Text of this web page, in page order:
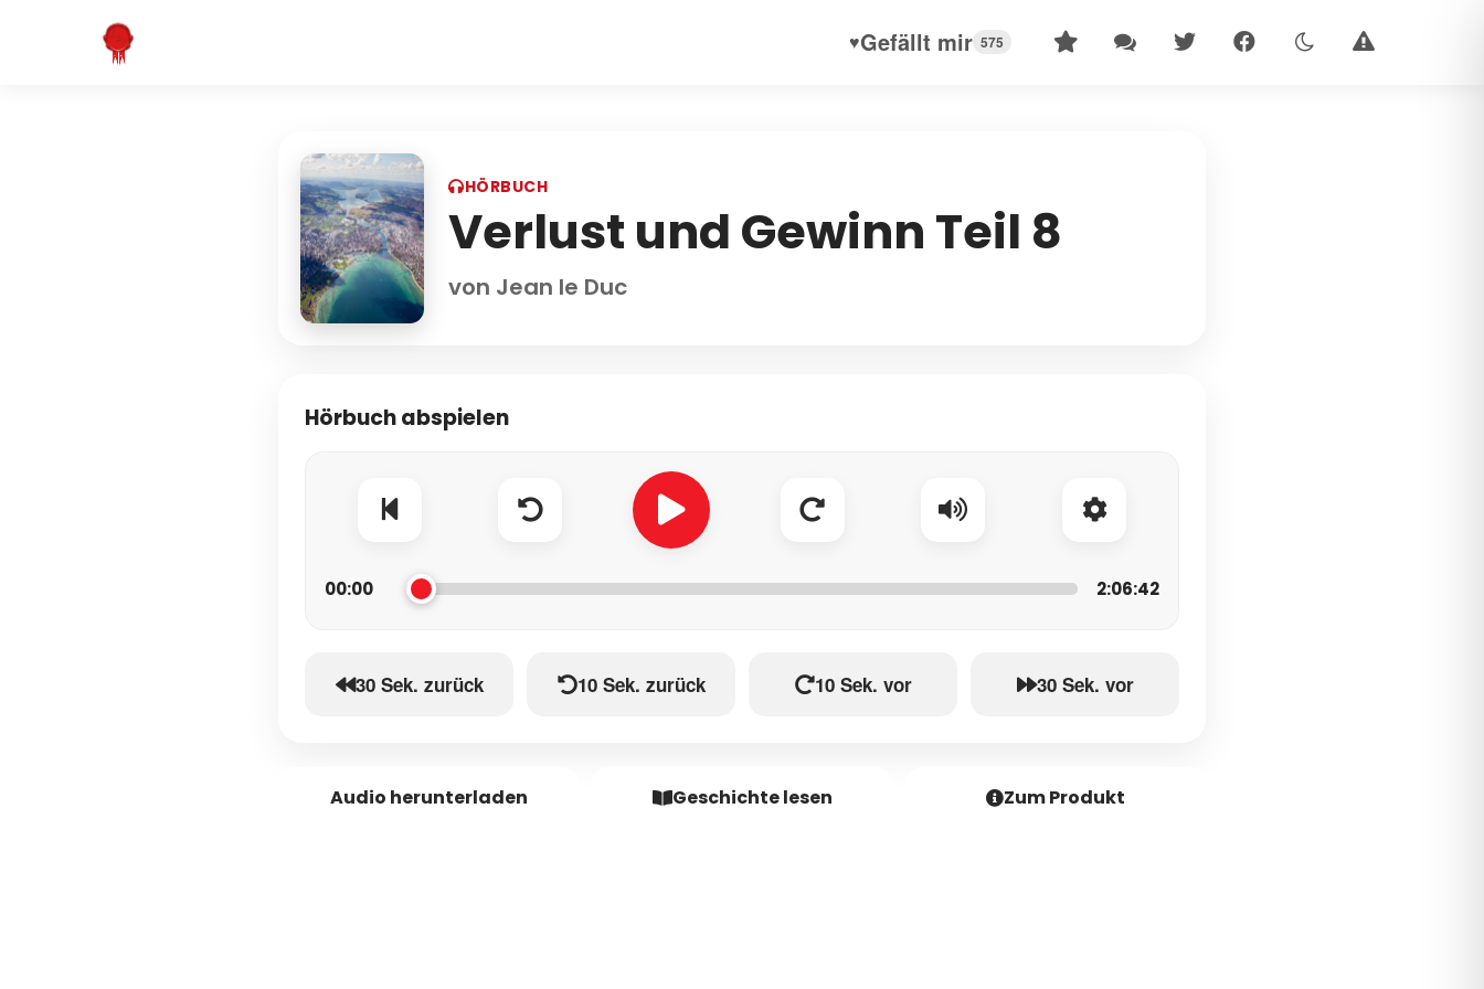
♥Gefällt mir 575
HÖRBUCH
Verlust und Gewinn Teil 8
von Jean le Duc
Hörbuch abspielen
00:00 2:06:42
30 Sek. zurück 10 Sek. zurück 10 Sek. vor 30 Sek. vor
Audio herunterladen Geschichte lesen Zum Produkt